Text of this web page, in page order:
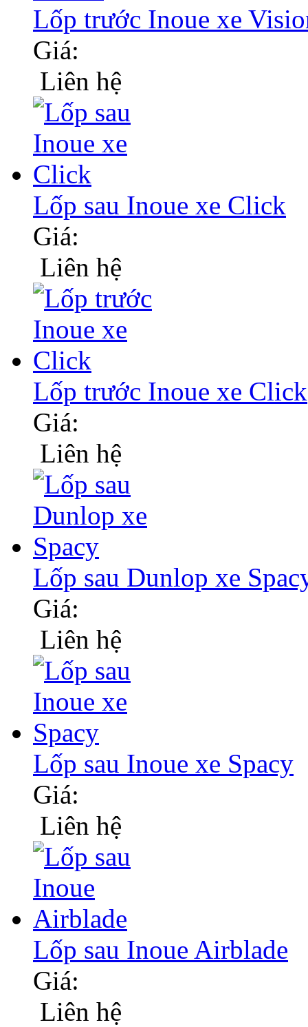
Lốp trước Inoue xe
Giá:
Liên hệ
Lốp sau Inoue xe Click
Giá:
Liên hệ
Lốp trước Inoue xe Click
Giá:
Liên hệ
Lốp sau Dunlop xe
Giá:
Liên hệ
Lốp sau Inoue xe Spacy
Giá:
Liên hệ
Lốp sau Inoue Airblade
Giá:
Liên hệ